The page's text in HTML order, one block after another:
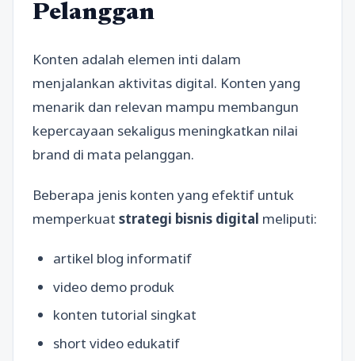
Pelanggan
Konten adalah elemen inti dalam
menjalankan aktivitas digital. Konten yang
menarik dan relevan mampu membangun
kepercayaan sekaligus meningkatkan nilai
brand di mata pelanggan.
Beberapa jenis konten yang efektif untuk
memperkuat strategi bisnis digital meliputi:
artikel blog informatif
video demo produk
konten tutorial singkat
short video edukatif